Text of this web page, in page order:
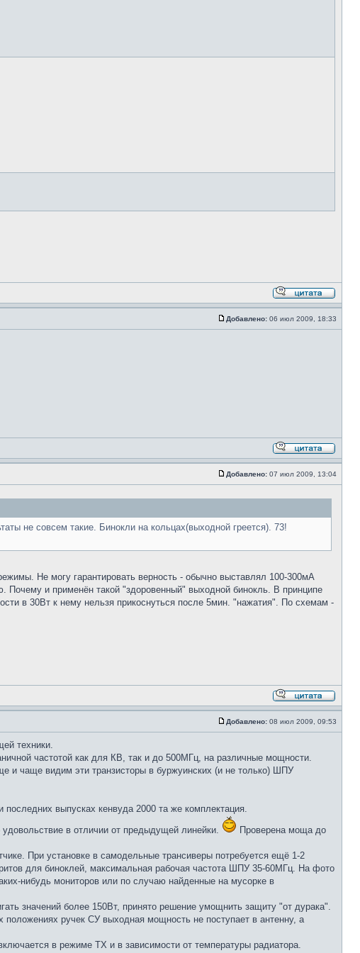
Добавлено: 06 июл 2009, 18:33
Добавлено: 07 июл 2009, 13:04
не совсем такие. Бинокли на кольцах(выходной греется). 73!
Не могу гарантировать верность - обычно выставлял 100-300мА
и применён такой "здоровенный" выходной бинокль. В принципе
в 30Вт к нему нельзя прикоснуться после 5мин. "нажатия". По схемам -
Добавлено: 08 июл 2009, 09:53
техники.
частотой как для КВ, так и до 500МГц, на различные мощности.
и чаще видим эти транзисторы в буржуинских (и не только) ШПУ
выпусках кенвуда 2000 та же комплектация.
в отличии от предыдущей линейки.
Проверена моща до
При установке в самодельные трансиверы потребуется ещё 1-2
для биноклей, максимальная рабочая частота ШПУ 35-60МГц. На фото
нибудь мониторов или по случаю найденные на мусорке в
значений более 150Вт, принято решение умощнить защиту "от дурака".
ручек СУ выходная мощность не поступает в антенну, а
в режиме ТХ и в зависимости от температуры радиатора.